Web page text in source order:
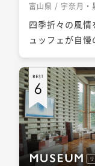
富山県 / 宇奈月・
四季折々の風
ュッフェが自慢